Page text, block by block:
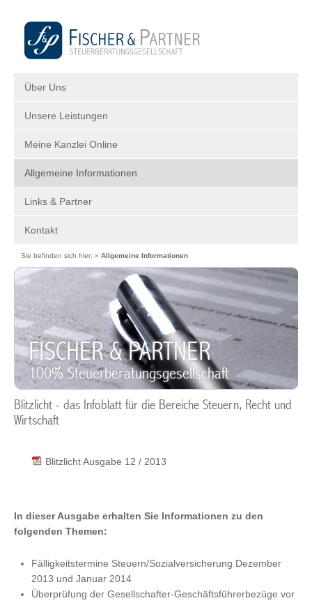
Über Uns
Unsere Leistungen
Meine Kanzlei Online
Allgemeine Informationen
Links & Partner
Kontakt
Sie befinden sich hier: » Allgemeine Informationen
FISCHER & PARTNER
100% Steuerberatungsgesellschaft
Blitzlicht - das Infoblatt für die Bereiche Steuern, Recht und
Wirtschaft
Blitzlicht Ausgabe 12 / 2013
In dieser Ausgabe erhalten Sie Informationen zu den
folgenden Themen:
Fälligkeitstermine Steuern/Sozialversicherung Dezember
2013 und Januar 2014
Überprüfung der Gesellschafter-Geschäftsführerbezüge vor